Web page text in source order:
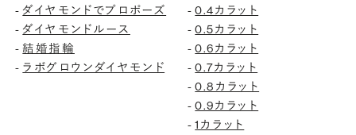
-ダイヤモンドでプロポーズ
-ダイヤモンドルース
-結婚指輪
- ラボグロウンダイヤモンド
-0.4カラット
-0.5カラット
-0.6カラット
-0.7カラット
-0.8カラット
-0.9カラット
-1カラット